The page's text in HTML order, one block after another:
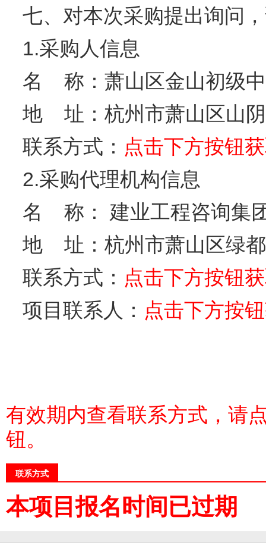
七、对本次采购提出询问
1.采购人信息
名 称：萧山区金山初
地 址：杭州市萧山区
联系方式： 点击下方按钮
2.采购代理机构信息
名 称： 建业工程
地 址：杭州市萧山
联系方式： 点击下方按钮
项目联系人： 点击下方按
有效期内查看联系方式，请
钮。
联系方式
本项目报名时间已过期